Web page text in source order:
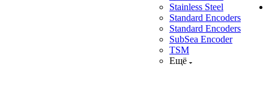
Stainless Steel
Standard Encoders
Standard Encoders
SubSea Encoder
TSM
Ещё